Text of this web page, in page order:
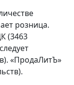
розница.
(3463
«ПродаЛитЪ»